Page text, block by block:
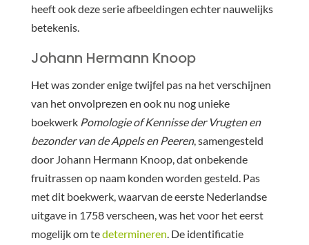
heeft ook deze serie afbeeldingen echter nauwelijks
betekenis.
Johann Hermann Knoop
Het was zonder enige twijfel pas na het verschijnen
van het onvolprezen en ook nu nog unieke
boekwerk Pomologie of Kennisse der Vrugten en
bezonder van de Appels en Peeren, samengesteld
door Johann Hermann Knoop, dat onbekende
fruitrassen op naam konden worden gesteld. Pas
met dit boekwerk, waarvan de eerste Nederlandse
uitgave in 1758 verscheen, was het voor het eerst
mogelijk om tedetermineren. De identificatie